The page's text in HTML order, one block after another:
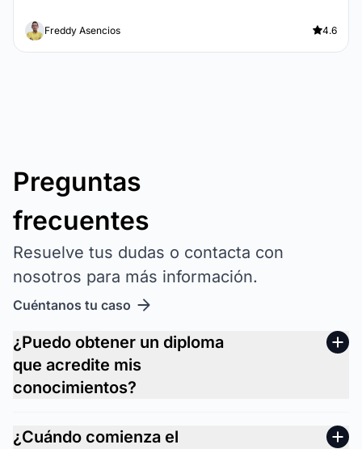
Freddy Asencios 4.6
Preguntas
frecuentes
Resuelve tus dudas o contacta con
nosotros para más información.
Cuéntanos tu caso
¿Puedo obtener un diploma
que acredite mis
conocimientos?
¿Cuándo comienza el